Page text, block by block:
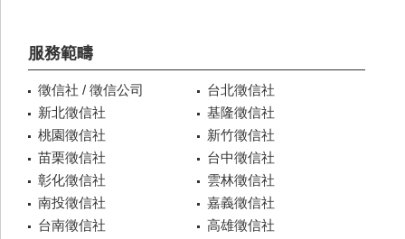
服務範疇
徵信社 / 徵信公司
台北徵信社
新北徵信社
基隆徵信社
桃園徵信社
新竹徵信社
苗栗徵信社
台中徵信社
彰化徵信社
雲林徵信社
南投徵信社
嘉義徵信社
台南徵信社
高雄徵信社